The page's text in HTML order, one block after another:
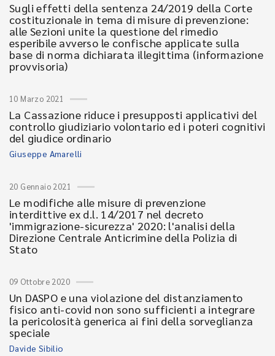
Sugli effetti della sentenza 24/2019 della Corte
costituzionale in tema di misure di prevenzione:
alle Sezioni unite la questione del rimedio
esperibile avverso le confische applicate sulla
base di norma dichiarata illegittima (informazione
provvisoria)
10 Marzo 2021
La Cassazione riduce i presupposti applicativi del
controllo giudiziario volontario ed i poteri cognitivi
del giudice ordinario
Giuseppe Amarelli
20 Gennaio 2021
Le modifiche alle misure di prevenzione
interdittive ex d.l. 14/2017 nel decreto
'immigrazione-sicurezza' 2020: l'analisi della
Direzione Centrale Anticrimine della Polizia di
Stato
09 Ottobre 2020
Un DASPO e una violazione del distanziamento
fisico anti-covid non sono sufficienti a integrare
la pericolosità generica ai fini della sorveglianza
speciale
Davide Sibilio